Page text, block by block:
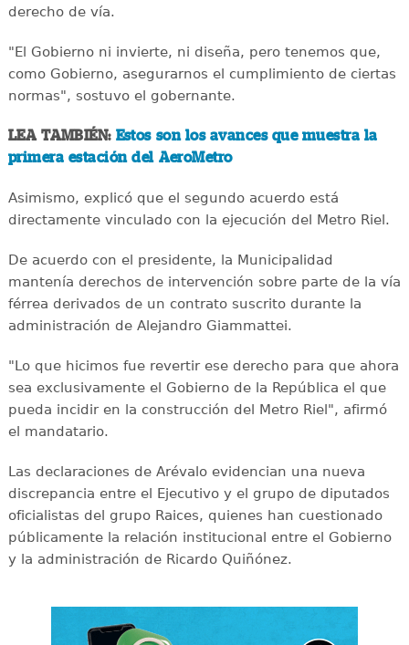
derecho de vía.
"El Gobierno ni invierte, ni diseña, pero tenemos que,
como Gobierno, asegurarnos el cumplimiento de ciertas
normas", sostuvo el gobernante.
LEA TAMBIÉN: Estos son los avances que muestra la
primera estación del AeroMetro
Asimismo, explicó que el segundo acuerdo está
directamente vinculado con la ejecución del Metro Riel.
De acuerdo con el presidente, la Municipalidad
mantenía derechos de intervención sobre parte de la vía
férrea derivados de un contrato suscrito durante la
administración de Alejandro Giammattei.
"Lo que hicimos fue revertir ese derecho para que ahora
sea exclusivamente el Gobierno de la República el que
pueda incidir en la construcción del Metro Riel", afirmó
el mandatario.
Las declaraciones de Arévalo evidencian una nueva
discrepancia entre el Ejecutivo y el grupo de diputados
oficialistas del grupo Raices, quienes han cuestionado
públicamente la relación institucional entre el Gobierno
y la administración de Ricardo Quiñónez.